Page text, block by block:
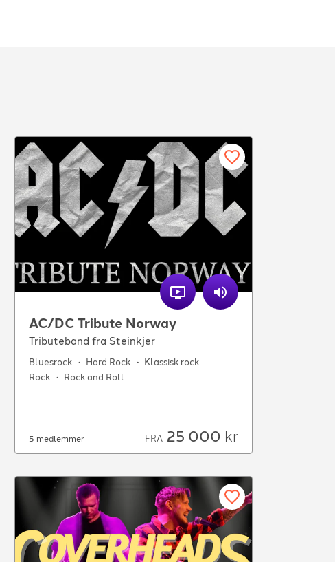
AC/DC Tribute Norway
Tributeband fra Steinkjer
Bluesrock Hard Rock
Klassisk rock
Rock
Rock and Roll
5 medlemmer FRA 25 000 kr